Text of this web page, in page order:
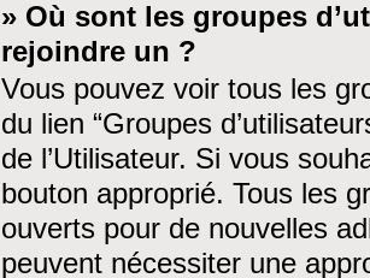
» Où sont les groupes
rejoindre un ?
Vous pouvez voir tous les
du lien “Groupes
de l’Utilisateur. Si vous
bouton approprié. Tous les
ouverts pour de nouvelles
peuvent nécessiter une